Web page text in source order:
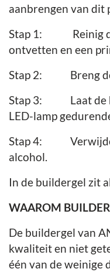
aanbrengen van dit
Stap 1: Reinig de
ontvetten en een
Stap 2: Breng de
Stap 3: Laat de
LED-lamp
Stap 4: Verwijder
alcohol.
In de buildergel zit
WAAROM
De buildergel van
kwaliteit en niet
één van de weinige